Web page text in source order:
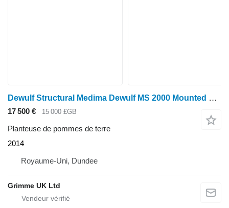
Dewulf Structural Medima Dewulf MS 2000 Mounted planter
17 500 € 15 000 £GB
Planteuse de pommes de terre
2014
Royaume-Uni, Dundee
Grimme UK Ltd